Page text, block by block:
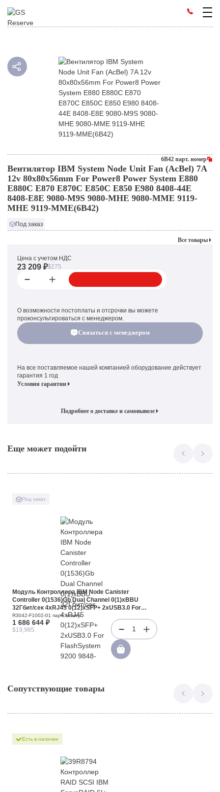
6B42 парт. номер
Вентилятор IBM System Node Unit Fan (AcBel) 7A
12v 80x80x56mm For Power8 Power System E880
E880C E870 E870C E850C E850 E980 8408-44E
8408-E8E 9080-M9S 9080-MHE 9080-MME 9119-
MHE 9119-MME(6B42)
Под заказ
Все товары
Цена с учетом НДС
23 209 ₽$275
О возможности постоплаты и отсрочки вы можете
проконсультироваться с менеджером.
Связаться с менеджером
На все поставляемое нашей компанией оборудование действует
гарантия 1 год
Условия гарантии
Подробнее о доставке и самовывозе
Еще может подойти
Под заказ
Модуль Контроллера IBM Node Canister
Controller 0(1536)Gb Dual Channel 0(1)xBBU
32Гбит/сек 4xRJ45 0(12)xSFP+ 2xUSB3.0 For
FlashSystem 9200 9848-AG8 SAN Volume
Controller (SVC) 2145-SV2(R3042-F1002-01)
R3042-F1002-01 парт. номер
1 686 644 ₽
$19,985 1
Сопутствующие товары
Есть в наличии